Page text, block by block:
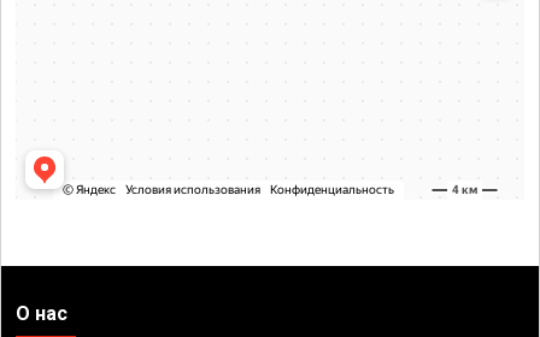
О нас